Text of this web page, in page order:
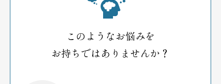
このようなお悩みを
お持ちではありませんか？